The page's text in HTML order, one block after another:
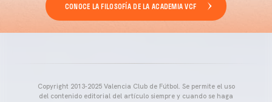
CONOCE LA FILOSOFÍA DE LA ACADEMIA VCF
Copyright 2013-2025 Valencia Club de Fútbol. Se permite el uso
del contenido editorial del artículo siempre y cuando se haga